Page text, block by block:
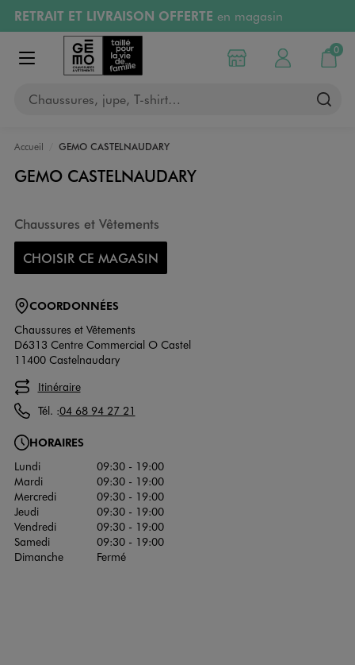
Aller au contenu principal
Aller à la navigation
RETRAIT ET LIVRAISON OFFERTE en magasin
Retours OFFERTSpendant 30 jours
PAYEZ EN 3x SANS FRAIS
RÉSERVATION GRATUITE
Afficher le menu
Chaussures, jupe, T-shirt…
Choisir mon magasin
Mon compte
0
Mon
Accueil GEMO CASTELNAUDARY
GEMO CASTELNAUDARY
Chaussures et Vêtements
CHOISIR CE MAGASIN
COORDONNÉES
Chaussures et Vêtements
D6313 Centre Commercial O Castel
11400 Castelnaudary
Itinéraire
Tél. :04 68 94 27 21
HORAIRES
Lundi
09:30 - 19:00
Mardi
09:30 - 19:00
Mercredi
09:30 - 19:00
Jeudi
09:30 - 19:00
Vendredi
09:30 - 19:00
Samedi
09:30 - 19:00
Dimanche
Fermé